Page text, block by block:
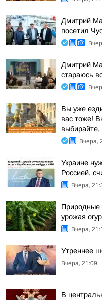
Дмитрий
посетил
Дмитрий
стараюсь
Вы уже
вас тоже!
выбирайте,
Вчера,
Украине
Россией,
Вчера,
Природные
урожая
Вчера,
Утреннее
Вчера, 21:09
В